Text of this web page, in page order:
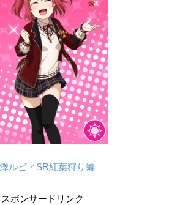
ルビィSR紅葉狩り編
スポンサードリンク